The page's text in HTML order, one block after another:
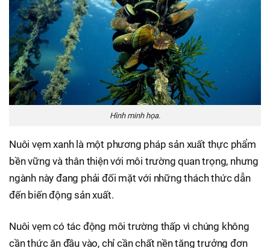
Hình minh họa.
Nuôi vẹm xanh là một phương pháp sản xuất thực phẩm
bền vững và thân thiện với môi trường quan trọng, nhưng
ngành này đang phải đối mặt với những thách thức dẫn
đến biến động sản xuất.
Nuôi vẹm có tác động môi trường thấp vì chúng không
cần thức ăn đầu vào, chỉ cần chất nền tăng trưởng đơn